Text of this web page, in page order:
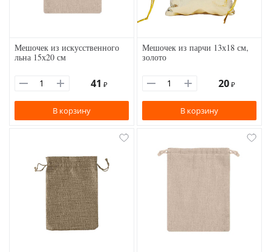
Мешочек из искусственного
льна 15х20 см
41 ₽
В корзину
Мешочек из парчи 13х18 см,
золото
20 ₽
В корзину